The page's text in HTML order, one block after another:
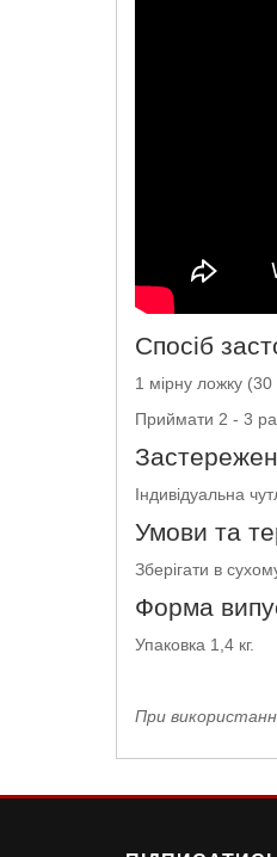
Спосіб
1 мірну ложку
Приймати 2 - 3
Індивідуальна
Умови та
Зберігати в
Форма
Упаковка 1,4 кг.
При